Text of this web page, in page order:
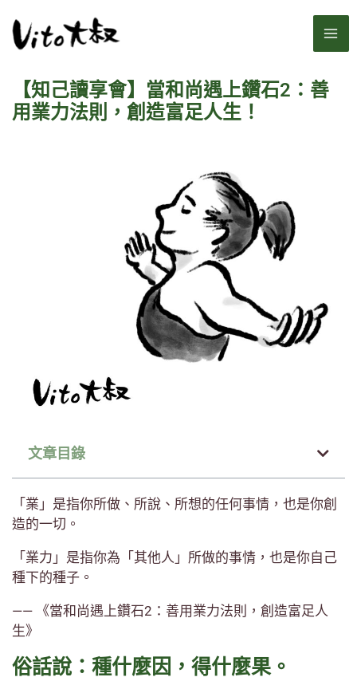
至
【知己讀享會】當和尚遇上鑽石2：善
用業力法則，創造富足人生！
文章目錄
「業」是指你所做、所說、所想的任何事情，也是你創
造的一切。
「業力」是指你為「其他人」所做的事情，也是你自己
種下的種子。
—— 《當和尚遇上鑽石2：善用業力法則，創造富足人
生》
俗話說：種什麼因，得什麼果。